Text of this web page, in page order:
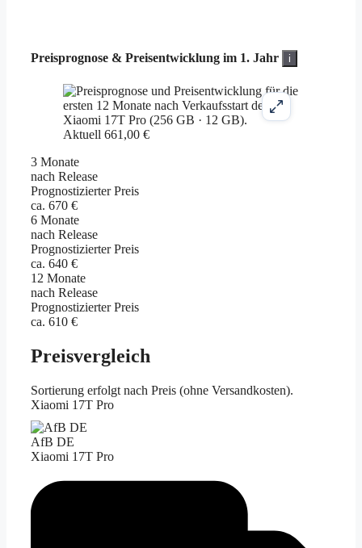
Preisprognose & Preisentwicklung im 1. Jahr i
Aktuell 661,00 €
3 Monate
nach Release
Prognostizierter Preis
ca. 670 €
6 Monate
nach Release
Prognostizierter Preis
ca. 640 €
12 Monate
nach Release
Prognostizierter Preis
ca. 610 €
Preisvergleich
Sortierung erfolgt nach Preis (ohne Versandkosten).
Xiaomi 17T Pro
AfB DE
Xiaomi 17T Pro